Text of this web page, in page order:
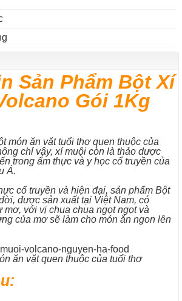
Sản Phẩm Bột Xí
Gói 1Kg
món ăn vặt tuổi thơ quen thuộc của
chỉ vậy, xí muội còn là thảo dược
trong ẩm thực và y học cổ truyền của
Á.
cổ truyền và hiện đại, sản phẩm Bột
được sản xuất tại Việt Nam, có
mơ, với vị chua chua ngọt ngọt và
của mơ sẽ làm cho món ăn ngon lên
ăn vặt quen thuộc của tuổi thơ